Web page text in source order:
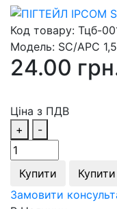
Код товару: Тцб-
Модель: SC/АPC
24.00
Ціна з ПДВ
+
-
Купити
Купити
Замовити